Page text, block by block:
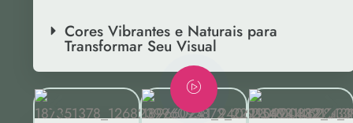
Cores Vibrantes e Naturais para
Transformar Seu Visual